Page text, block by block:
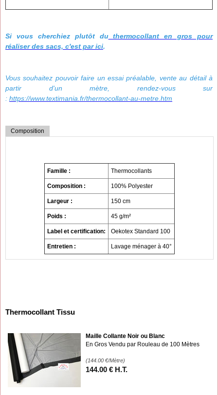
Si vous cherchiez plutôt duthermocollant en gros pour
réaliser des sacs, c'est par ici.
Vous souhaitez pouvoir faire un essai préalable, vente au détail à
partir d'un mètre, rendez-vous sur
: https://www.textimania.fr/thermocollant-au-metre.htm
Composition
Famille : Thermocollants
Composition : 100% Polyester
Largeur : 150 cm
Poids : 45 g/m²
Label et certification: Oekotex Standard 100
Entretien : Lavage ménager à 40°
Thermocollant Tissu
Maille Collante Noir ou Blanc
En Gros Vendu par Rouleau de 100 Mètres
(144.00 €/Mètre)
144.00 € H.T.